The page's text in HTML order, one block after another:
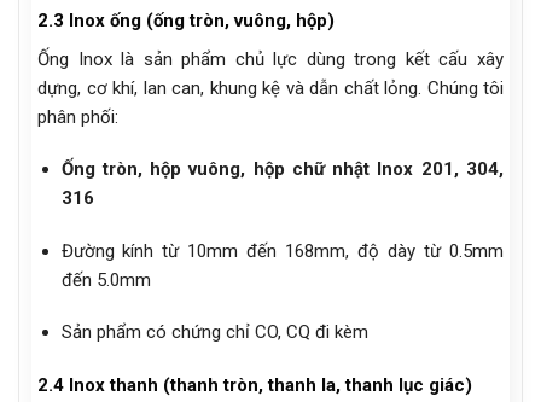
2.3 Inox ống (ống tròn, vuông, hộp)
Ống Inox là sản phẩm chủ lực dùng trong kết cấu xây
dựng, cơ khí, lan can, khung kệ và dẫn chất lỏng. Chúng tôi
phân phối:
Ống tròn, hộp vuông, hộp chữ nhật Inox 201, 304,
316
Đường kính từ 10mm đến 168mm, độ dày từ 0.5mm
đến 5.0mm
Sản phẩm có chứng chỉ CO, CQ đi kèm
2.4 Inox thanh (thanh tròn, thanh la, thanh lục giác)